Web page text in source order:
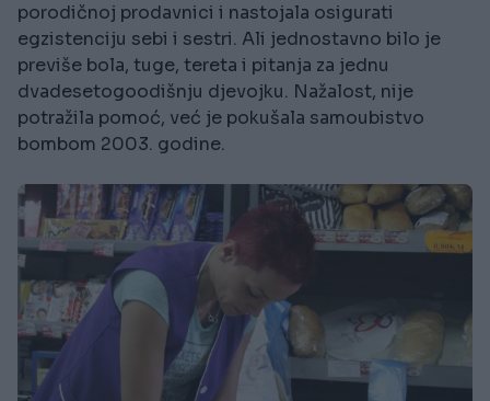
porodičnoj prodavnici i nastojala osigurati
egzistenciju sebi i sestri. Ali jednostavno bilo je
previše bola, tuge, tereta i pitanja za jednu
dvadesetogoodišnju djevojku. Nažalost, nije
potražila pomoć, već je pokušala samoubistvo
bombom 2003. godine.